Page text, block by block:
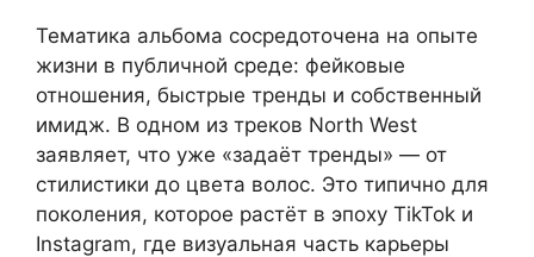
Тематика альбома сосредоточена на опыте
жизни в публичной среде: фейковые
отношения, быстрые тренды и собственный
имидж. В одном из треков North West
заявляет, что уже «задаёт тренды» — от
стилистики до цвета волос. Это типично для
поколения, которое растёт в эпоху TikTok и
Instagram, где визуальная часть карьеры